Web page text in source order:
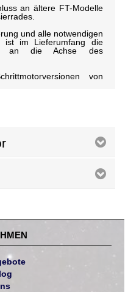
an ältere FT-Modelle
und alle notwendigen
ist im Lieferumfang die
an die Achse des
von